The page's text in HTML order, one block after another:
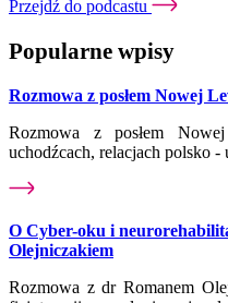
Przejdź do podcastu
Popularne wpisy
Rozmowa z posłem Nowej
Rozmowa z posłem
uchodźcach, relacjach polsko
O Cyber-oku i
Olejniczakiem
Rozmowa z dr Romanem